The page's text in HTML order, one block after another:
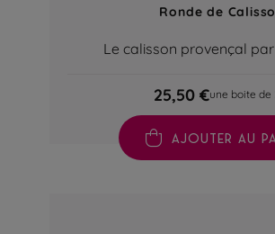
Ronde de
Le calisson provençal
25,50 €une boite de
AJOUTER AU